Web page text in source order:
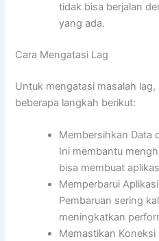
tidak bisa berjalan
yang ada.
Cara Mengatasi Lag
Untuk mengatasi masalah
beberapa langkah berikut:
Membersihkan Data
Ini membantu
bisa membuat
Memperbarui
Pembaruan sering
meningkatkan
Memastikan